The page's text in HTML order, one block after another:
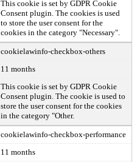
This cookie is set by GDPR Cookie
Consent plugin. The cookies is used
to store the user consent for the
cookies in the category "Necessary".
cookielawinfo-checkbox-others
11 months
This cookie is set by GDPR Cookie
Consent plugin. The cookie is used to
store the user consent for the cookies
in the category "Other.
cookielawinfo-checkbox-performance
11 months